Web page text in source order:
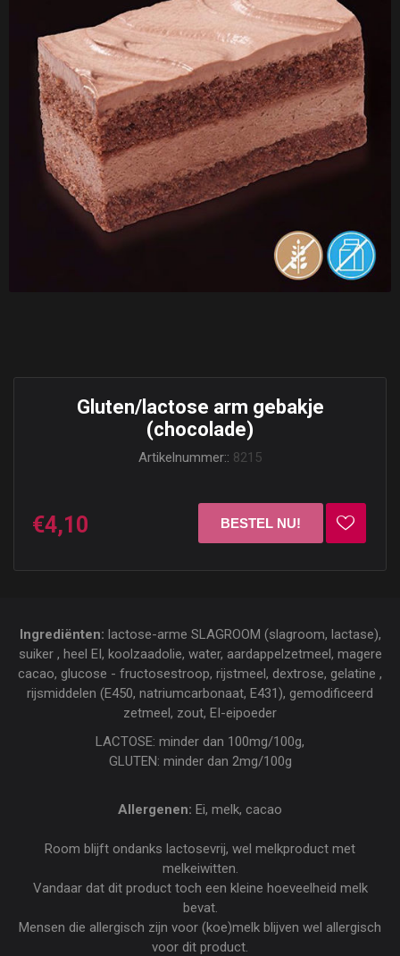
Gluten/lactose arm gebakje
(chocolade)
Artikelnummer:: 8215
€4,10
Ingrediënten: lactose-arme SLAGROOM (slagroom, lactase),
suiker , heel EI, koolzaadolie, water, aardappelzetmeel, magere
cacao, glucose - fructosestroop, rijstmeel, dextrose, gelatine ,
rijsmiddelen (E450, natriumcarbonaat, E431), gemodificeerd
zetmeel, zout, EI-eipoeder
LACTOSE: minder dan 100mg/100g,
GLUTEN: minder dan 2mg/100g
Allergenen: Ei, melk, cacao
Room blijft ondanks lactosevrij, wel melkproduct met
melkeiwitten.
Vandaar dat dit product toch een kleine hoeveelheid melk
bevat.
Mensen die allergisch zijn voor (koe)melk blijven wel allergisch
voor dit product.